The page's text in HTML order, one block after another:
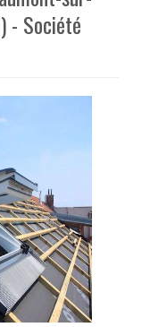
- Société